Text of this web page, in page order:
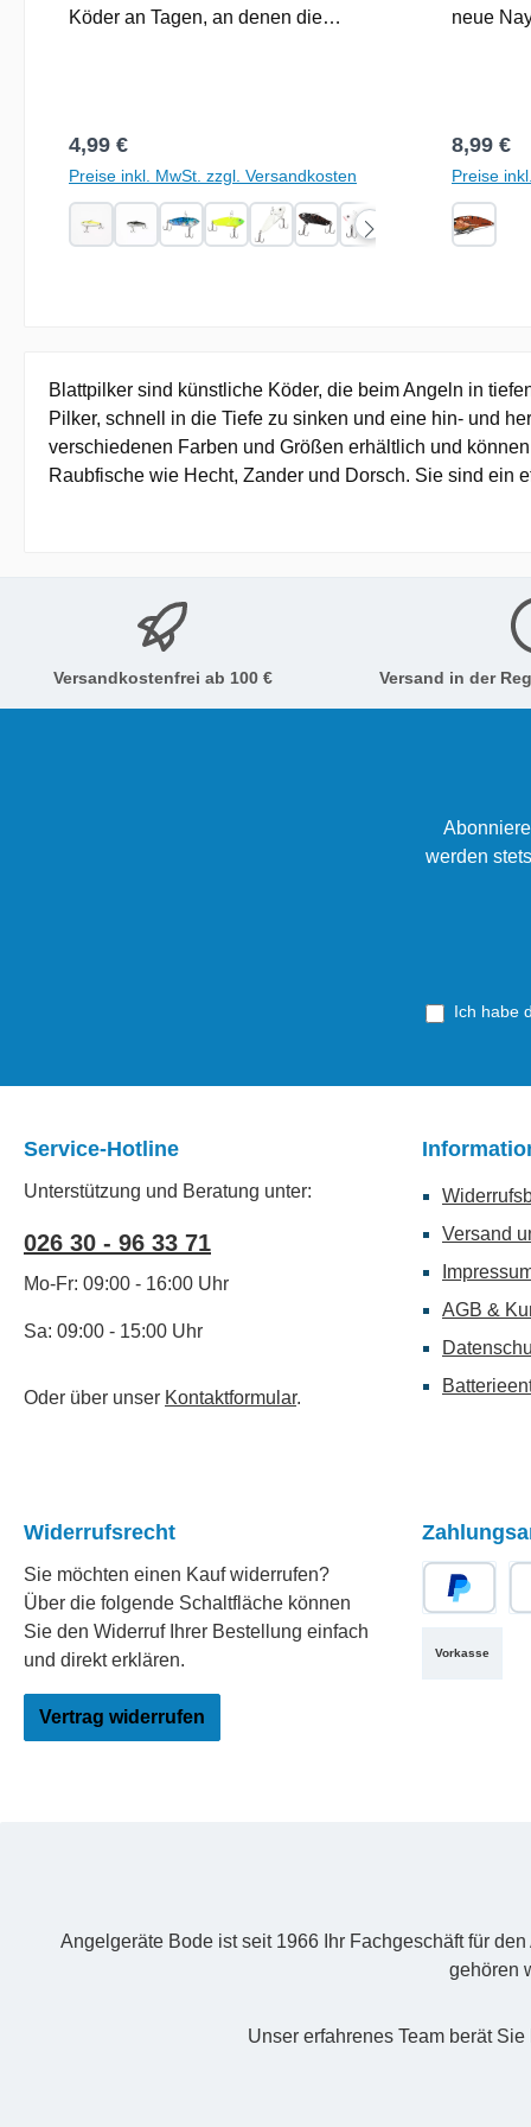
Köder an Tagen, an denen die
werden.
Regulärer Preis:
4,99 €
Preise inkl. MwSt. zzgl. Versandkosten
neue
kann.
8,99 €
Preise
Blattpilker sind künstliche Köder, die beim Angeln in
Pilker, schnell in die Tiefe zu sinken und eine hin- und
verschiedenen Farben und Größen erhältlich und
Raubfische wie Hecht, Zander und Dorsch. Sie sind ein
Versandkostenfrei ab 100 € Versand in der
werden
Ich habe
Service-Hotline
Unterstützung und Beratung unter:
026 30 - 96 33 71
Mo-Fr: 09:00 - 16:00 Uhr
Sa: 09:00 - 15:00 Uhr
Oder über unser Kontaktformular.
Versand
AGB &
Widerrufsrecht
Sie möchten einen Kauf widerrufen?
Über die folgende Schaltfläche können
Sie den Widerruf Ihrer Bestellung einfach
und direkt erklären.
Vertrag widerrufen
Vorkasse
Angelgeräte Bode ist seit 1966 Ihr Fachgeschäft für
gehören
Unser erfahrenes Team berät